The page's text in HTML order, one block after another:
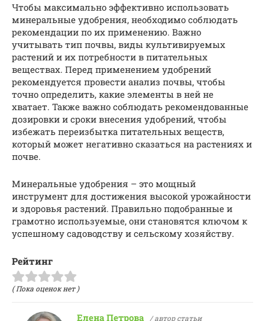
Чтобы максимально эффективно использовать
минеральные удобрения, необходимо соблюдать
рекомендации по их применению. Важно
учитывать тип почвы, виды культивируемых
растений и их потребности в питательных
веществах. Перед применением удобрений
рекомендуется провести анализ почвы, чтобы
точно определить, какие элементы в ней не
хватает. Также важно соблюдать рекомендованные
дозировки и сроки внесения удобрений, чтобы
избежать переизбытка питательных веществ,
который может негативно сказаться на растениях и
почве.
Минеральные удобрения – это мощный
инструмент для достижения высокой урожайности
и здоровья растений. Правильно подобранные и
грамотно используемые, они становятся ключом к
успешному садоводству и сельскому хозяйству.
Рейтинг
( Пока оценок нет )
Елена Петрова / автор статьи